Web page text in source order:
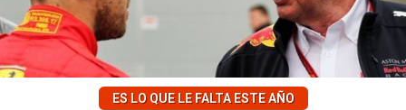
ES LO QUE LE FALTA ESTE AÑO